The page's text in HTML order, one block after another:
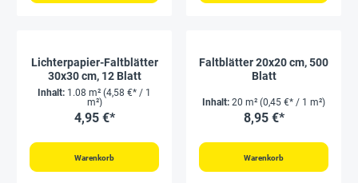
Lichterpapier-Faltblätter
30x30 cm, 12 Blatt
Inhalt: 1.08 m² (4,58 €* / 1
m²)
4,95 €*
Warenkorb
Faltblätter 20x20 cm, 500
Blatt
Inhalt: 20 m² (0,45 €* / 1 m²)
8,95 €*
Warenkorb